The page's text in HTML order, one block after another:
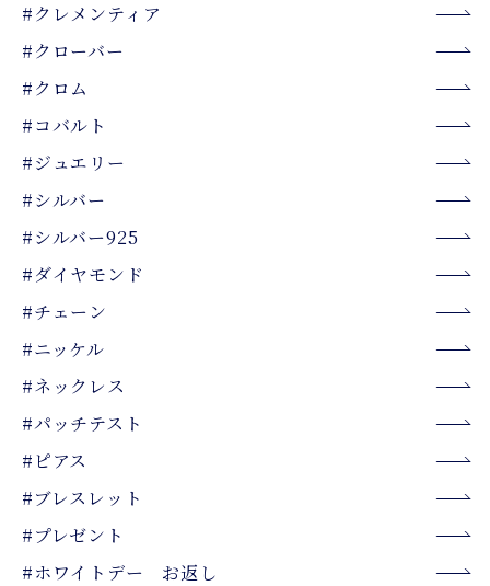
#クレメンティア
#クローバー
#クロム
#コバルト
#ジュエリー
#シルバー
#シルバー925
#ダイヤモンド
#チェーン
#ニッケル
#ネックレス
#パッチテスト
#ピアス
#ブレスレット
#プレゼント
#ホワイトデー お返し